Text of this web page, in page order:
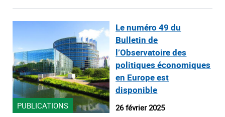
PUBLICATIONS
Le numéro 49 du
Bulletin de
l’Observatoire des
politiques économiques
en Europe est
disponible
26 février 2025